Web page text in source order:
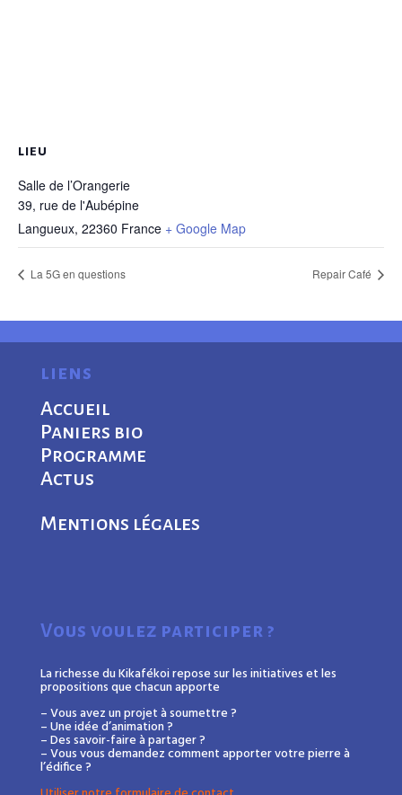
LIEU
Salle de l’Orangerie
39, rue de l'Aubépine
Langueux, 22360 France + Google Map
La 5G en questions Repair Café
liens
Accueil
Paniers bio
Programme
Actus
Mentions légales
Vous voulez participer ?
La richesse du Kikafékoi repose sur les initiatives et les
propositions que chacun apporte
– Vous avez un projet à soumettre ?
– Une idée d’animation ?
– Des savoir-faire à partager ?
– Vous vous demandez comment apporter votre pierre à
l’édifice ?